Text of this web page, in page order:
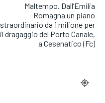
Maltempo. Dall’Emilia
Romagna un piano
straordinario da 1 milione per
il dragaggio del Porto Canale,
a Cesenatico (Fc)